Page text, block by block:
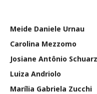
Meide Daniele Urnau
Carolina Mezzomo
Josiane Antônio Schuarz
Luiza Andriolo
Marília Gabriela Zucchi